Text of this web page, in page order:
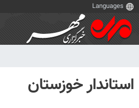
استاندار خوزستان